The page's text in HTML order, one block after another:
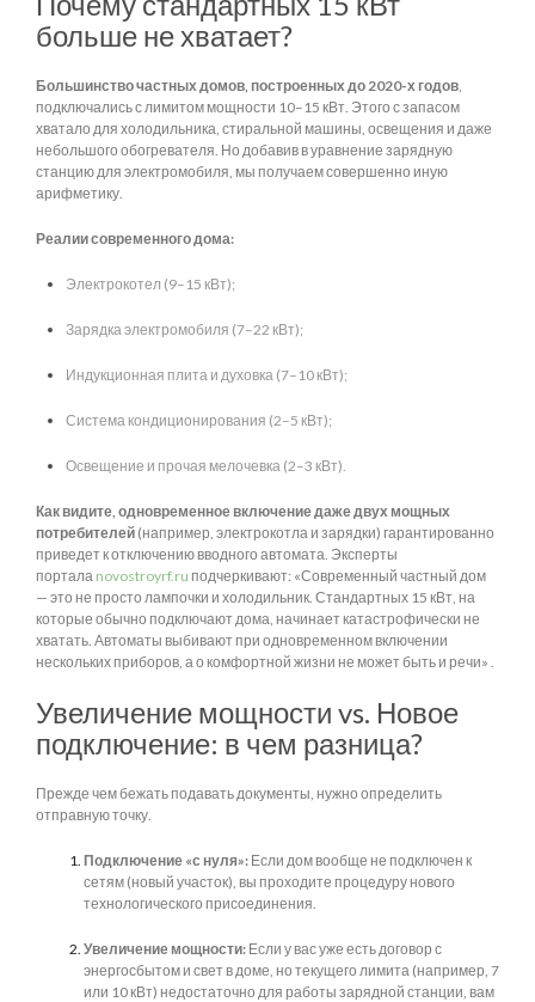
больше не хватает?
Большинство частных домов, построенных до 2020-х годов
подключались с лимитом мощности 10–15 кВт. Этого с запасом
хватало для холодильника, стиральной машины, освещения и даже
небольшого обогревателя. Но добавив в уравнение зарядную
станцию для электромобиля, мы получаем совершенно иную
арифметику.
Реалии современного дома:
Электрокотел (9–15 кВт);
Зарядка электромобиля (7–22 кВт);
Индукционная плита и духовка (7–10 кВт);
Система кондиционирования (2–5 кВт);
Освещение и прочая мелочевка (2–3 кВт).
Как видите, одновременное включение даже двух мощных
потребителей (например, электрокотла и зарядки) гарантированно
приведет к отключению вводного автомата. Эксперты
портала novostroyrf.ru подчеркивают: «Современный частный дом
— это не просто лампочки и холодильник. Стандартных 15 кВт, на
которые обычно подключают дома, начинает катастрофически не
хватать. Автоматы выбивают при одновременном включении
нескольких приборов, а о комфортной жизни не может быть и речи» .
Увеличение мощности vs. Новое
подключение: в чем разница?
Прежде чем бежать подавать документы, нужно определить
отправную точку.
Подключение «с нуля»: Если дом вообще не подключен к
сетям (новый участок), вы проходите процедуру нового
технологического присоединения.
Увеличение мощности: Если у вас уже есть договор с
энергосбытом и свет в доме, но текущего лимита (например, 7
или 10 кВт) недостаточно для работы зарядной станции, вам